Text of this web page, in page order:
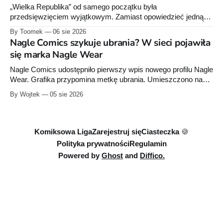
„Wielka Republika” od samego początku była
przedsięwzięciem wyjątkowym. Zamiast opowiedzieć jedną
zdecydował się stworzyć rozbudowany projekt wydawniczy
obejmujący powieści dla dorosłych, młodzieży i młodszych
czytelników, komiksy Marvela i Dark Horse'a, słuchowiska
oraz opowiadania. Wszystkie te elementy wzajemnie się
uzupełniają, tworząc
By Toomek 06 sie 2026
Nagle Comics szykuje ubrania? W sieci pojawiła
się marka Nagle Wear
Nagle Comics udostępniło pierwszy wpis nowego profilu Nagle
Wear. Grafika przypomina metkę ubrania. Umieszczono na
dotyczące prania. Powstała też osobna domena internetowa
By Wojtek 05 sie 2026
Komiksowa LigaZarejestruj sięCiasteczka 🍪
Polityka prywatnościRegulamin
Powered by Ghost and Diffico.